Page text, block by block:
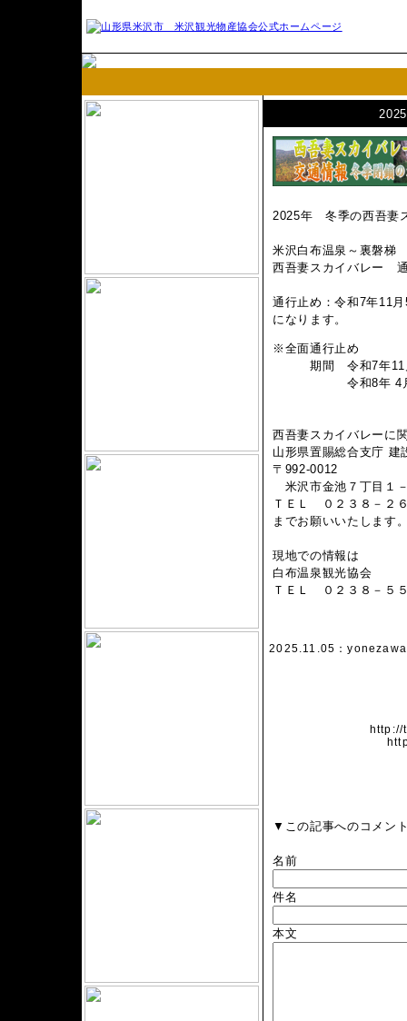
2025年 冬季の西吾妻
米沢白布温泉～裏磐梯
西吾妻スカイバレー
通行止め：令和7年11
になります。
※全面通行止め
期間 令和7年11月
令和8年 4月27
西吾妻スカイバレーに
山形県置賜総合支庁 建
〒992-0012
米沢市金池７丁目１
ＴＥＬ ０２３８－２
までお願いいたします
現地での情報は
白布温泉観光協会
ＴＥＬ ０２３８－５
2025.11.05：yonezawa
http://
▼この記事へのコメン
名前
件名
本文